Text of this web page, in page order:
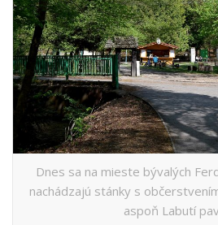
Dnes sa na mieste bývalých
nachádzajú stánky s
aspoň Labutí